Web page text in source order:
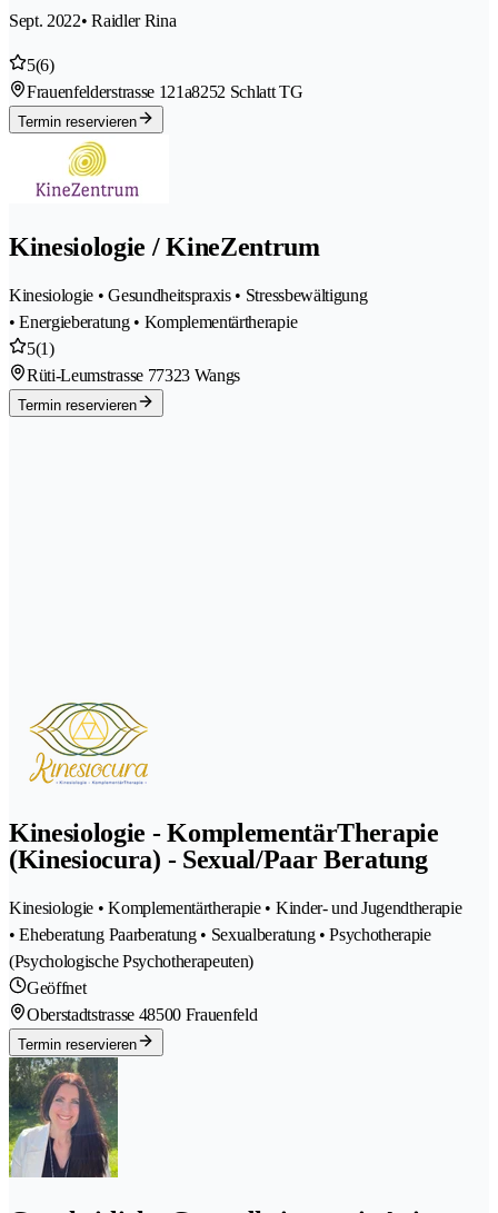
Sept. 2022• Raidler Rina
5(6)
Frauenfelderstrasse 121a8252 Schlatt TG
Termin reservieren
Kinesiologie / KineZentrum
Kinesiologie • Gesundheitspraxis • Stressbewältigung
• Energieberatung • Komplementärtherapie
5(1)
Rüti-Leumstrasse 77323 Wangs
Termin reservieren
Kinesiologie - KomplementärTherapie
(Kinesiocura) - Sexual/Paar Beratung
Kinesiologie • Komplementärtherapie • Kinder- und Jugendtherapie
• Eheberatung Paarberatung • Sexualberatung • Psychotherapie
(Psychologische Psychotherapeuten)
Geöffnet
Oberstadtstrasse 48500 Frauenfeld
Termin reservieren